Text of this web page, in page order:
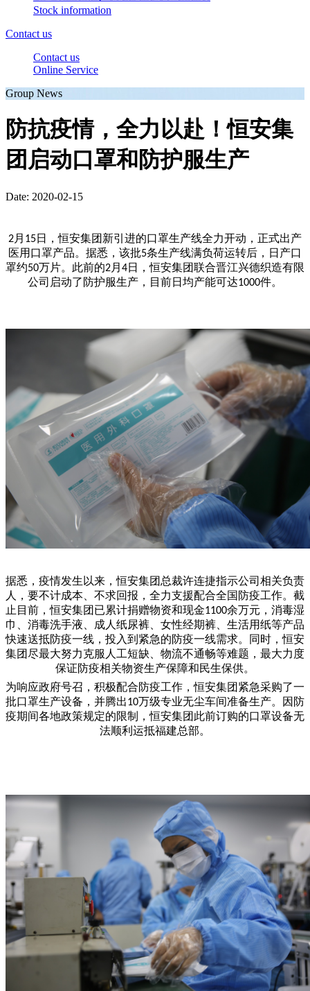
Stock information
Contact us
Contact us
Online Service
Group News
防抗疫情，全力以赴！恒安集
团启动口罩和防护服生产
Date: 2020-02-15
2月 15日，恒安集团新引进的口罩生产线全力开动，正式出产
医用口罩产品。据悉，该批5条生产线满负荷运转后，日产口
罩约50万片。此前的2月 4日，恒安集团联合晋江兴德织造有限
公司启动了防护服生产，目前日均产能可达1000件。
据悉，疫情发生以来，恒安集团总裁许连捷指示公司相关负责
人，要不计成本、不求回报，全力支援配合全国防疫工作。截
止目前，恒安集团已累计捐赠物资和现金1100余万元，消毒湿
巾、消毒洗手液、成人纸尿裤、女性经期裤、生活用纸等产品
快速送抵防疫一线，投入到紧急的防疫一线需求。同时，恒安
集团尽最大努力克服人工短缺、物流不通畅等难题，最大力度
保证防疫相关物资生产保障和民生保供。
为响应政府号召，积极配合防疫工作，恒安集团紧急采购了一
批口罩生产设备，并腾出10万级专业无尘车间准备生产。因防
疫期间各地政策规定的限制，恒安集团此前订购的口罩设备无
法顺利运抵福建总部。